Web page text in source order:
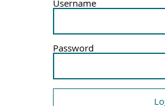
Username
Password